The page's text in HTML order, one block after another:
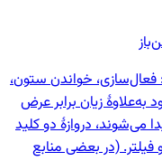
خواندن ستون،
زیان برابر عرض
می‌شوند، دروازهٔ دو کلید
و تک‌تک 17 تنظیم و فیلتر. (در بعضی منابع